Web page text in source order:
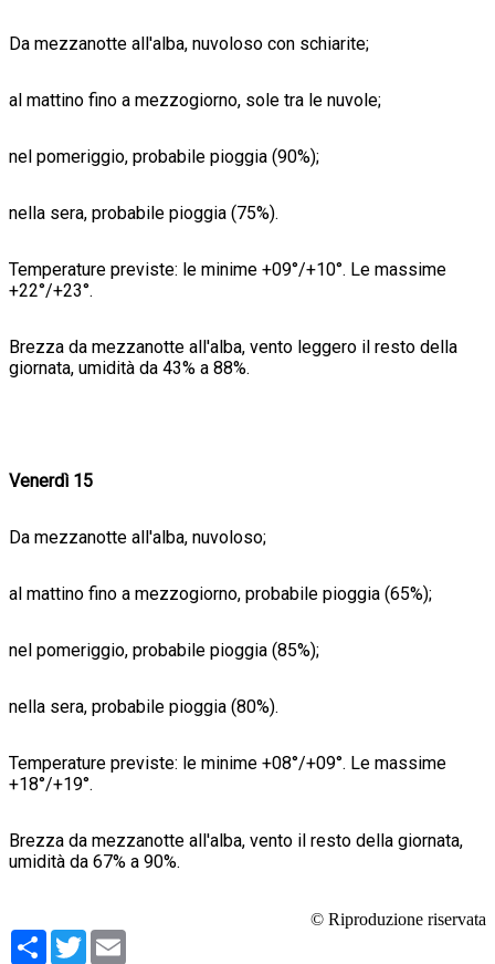
Da mezzanotte all'alba, nuvoloso con schiarite;
al mattino fino a mezzogiorno, sole tra le nuvole;
nel pomeriggio, probabile pioggia (90%);
nella sera, probabile pioggia (75%).
Temperature previste: le minime +09°/+10°. Le massime
+22°/+23°.
Brezza da mezzanotte all'alba, vento leggero il resto della
giornata, umidità da 43% a 88%.
Venerdì 15
Da mezzanotte all'alba, nuvoloso;
al mattino fino a mezzogiorno, probabile pioggia (65%);
nel pomeriggio, probabile pioggia (85%);
nella sera, probabile pioggia (80%).
Temperature previste: le minime +08°/+09°. Le massime
+18°/+19°.
Brezza da mezzanotte all'alba, vento il resto della giornata,
umidità da 67% a 90%.
© Riproduzione riservata
Condividi
Twitter